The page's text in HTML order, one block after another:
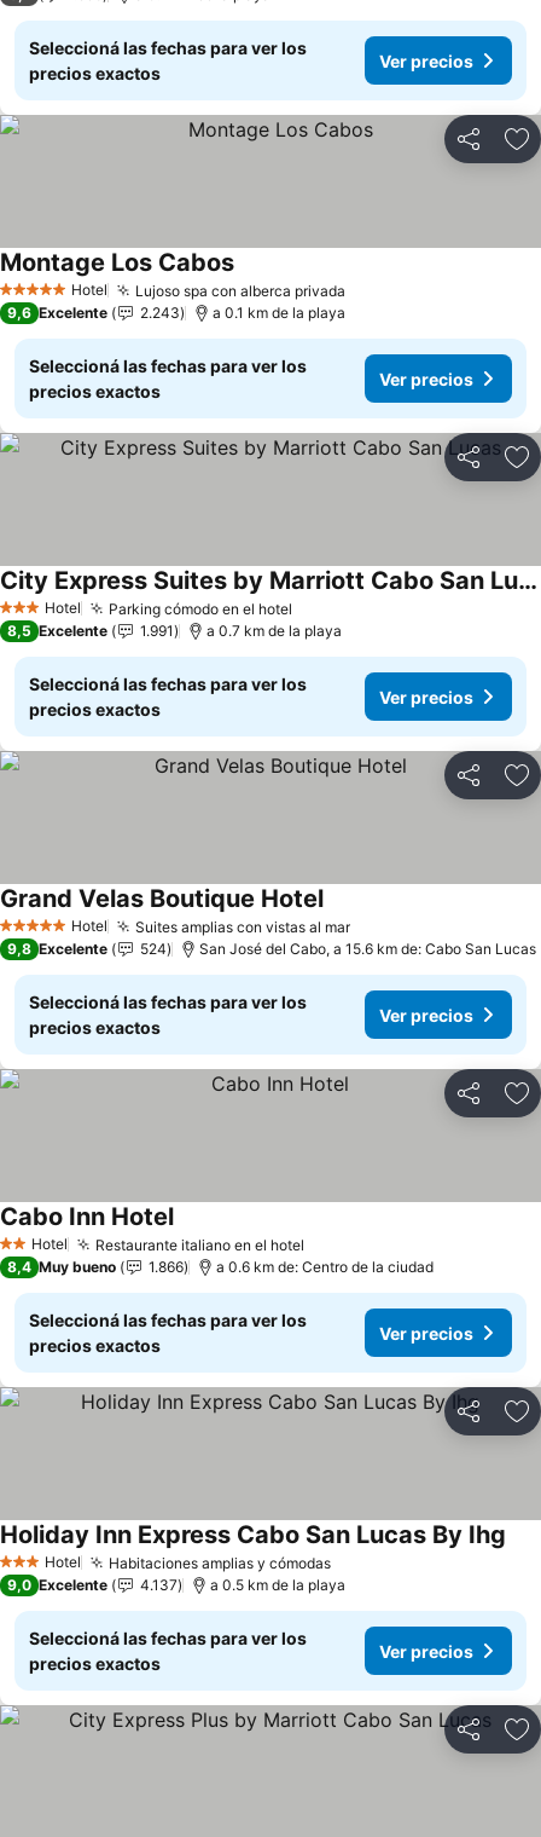
Seleccioná las fechas para ver los
precios exactos
Ver precios
Compartir
5 Estrellas Hotel Lujoso spa con alberca privada
Montage Los CabosVer precios
9,6 Excelente 2.243 a 0.1 km de la playa
Seleccioná las fechas para ver los
precios exactos
Ver precios
Compartir
3 Estrellas
Hotel Parking cómodo en el hotel
City Express Suites by Marriott Cabo San Lucas
Ver precios
8,5 Excelente 1.991 a 0.7 km de la playa
Seleccioná las fechas para ver los
precios exactos
Ver precios
Compartir
5 Estrellas Hotel Suites amplias con vistas al marVer precios
Grand Velas Boutique HotelVer precios
9,8 Excelente 524 San José del Cabo, a 15.6 km de: Cabo San Lucas
Seleccioná las fechas para ver los
precios exactos
Ver precios
Compartir
2 Estrellas
Hotel Restaurante italiano en el hotel
Cabo Inn HotelVer precios
8,4 Muy bueno 1.866 a 0.6 km de: Centro de la ciudad
Seleccioná las fechas para ver los
precios exactos
Ver precios
Compartir
3 Estrellas
Hotel Habitaciones amplias y cómodasVer precios
Holiday Inn Express Cabo San Lucas By Ihg
9,0 Excelente 4.137 a 0.5 km de la playa
Seleccioná las fechas para ver los
precios exactos
Ver precios
Compartir